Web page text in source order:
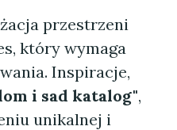
przestrzeni
który wymaga
Inspiracje,
i sad katalog",
unikalnej i